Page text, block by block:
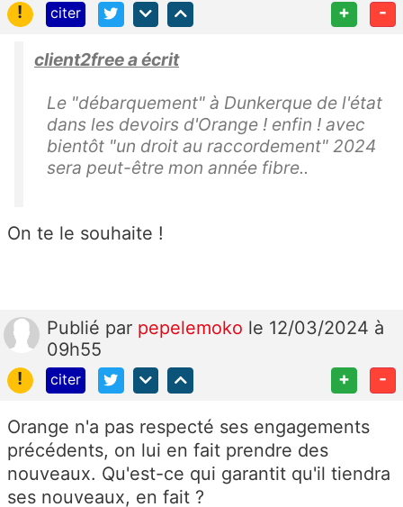
!
citer + -
client2free a écrit
Le "débarquement" à Dunkerque de l'état
dans les devoirs d'Orange ! enfin ! avec
bientôt "un droit au raccordement" 2024
sera peut-être mon année fibre..
On te le souhaite !
Publié par pepelemoko le 12/03/2024 à
09h55
!
citer + -
Orange n'a pas respecté ses engagements
précédents, on lui en fait prendre des
nouveaux. Qu'est-ce qui garantit qu'il tiendra
ses nouveaux, en fait ?